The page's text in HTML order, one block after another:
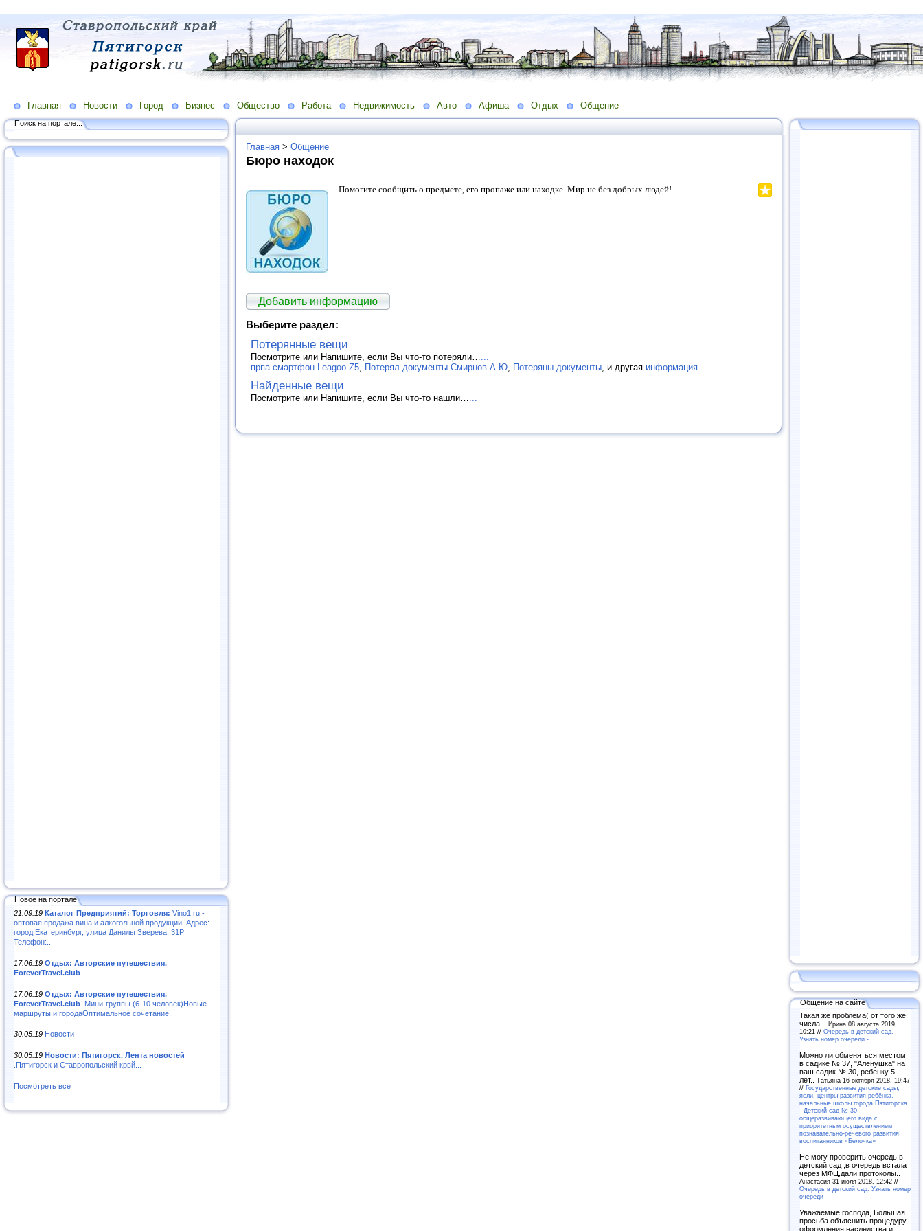
Главная Новости Город Бизнес Общество Работа Недвижимость Авто Афиша Отдых Общение
Поиск на портале...
Новое на портале
21.09.19 Каталог Предприятий: Торговля: Vino1.ru -
оптовая продажа вина и алкогольной продукции. Адрес:
город Екатеринбург, улица Данилы Зверева, 31Р
Телефон:..
17.06.19 Отдых: Авторские путешествия.
ForeverTravel.club
17.06.19 Отдых: Авторские путешествия.
ForeverTravel.club .Мини-группы (6-10 человек)Новые
маршруты и городаОптимальное сочетание..
30.05.19 Новости
30.05.19 Новости: Пятигорск. Лента новостей
.Пятигорск и Ставропольский крвй...
Посмотреть все
Главная > Общение
Бюро находок
Помогите сообщить о предмете, его пропаже или находке. Мир не без добрых людей!
Добавить информацию
Выберите раздел:
Потерянные вещи
Посмотрите или Напишите, если Вы что-то потеряли…...
прпа смартфон Leagoo Z5, Потерял документы Смирнов.А.Ю, Потеряны документы, и другая информация.
Найденные вещи
Посмотрите или Напишите, если Вы что-то нашли…...
Общение на сайте
Такая же проблема( от того же
числа... Ирина 08 августа 2019,
10:21 // Очередь в детский сад.
Узнать номер очереди -
Можно ли обменяться местом
в садике № 37, "Аленушка" на
ваш садик № 30, ребенку 5
лет.. Татьяна 16 октября 2018, 19:47
// Государственные детские сады,
ясли, центры развития ребёнка,
начальные школы города Пятигорска
- Детский сад № 30
общеразвивающего вида с
приоритетным осуществлением
познавательно-речевого развития
воспитанников «Белочка»
Не могу проверить очередь в
детский сад ,в очередь встала
через МФЦ,дали протоколы..
Анастасия 31 июля 2018, 12:42 //
Очередь в детский сад. Узнать номер
очереди -
Уважаемые господа, Большая
просьба объяснить процедуру
оформления наследства и